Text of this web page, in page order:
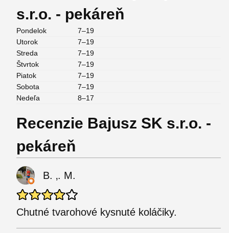
s.r.o. - pekáreň
Pondelok
7–19
Utorok
7–19
Streda
7–19
Štvrtok
7–19
Piatok
7–19
Sobota
7–19
Nedeľa
8–17
Recenzie Bajusz SK s.r.o. -
pekáreň
B. ‚. M.
Chutné tvarohové kysnuté koláčiky.